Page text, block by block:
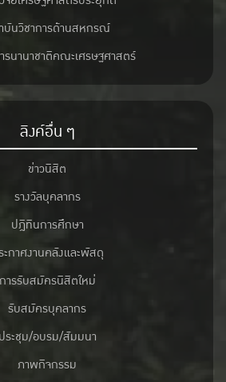
บันวิชาการด้านสหกรณ์
นานาชาติคณะเศรษฐศาสตร์
ลิงค์อื่น ๆ
ข่าวนิสิต
รางวัลบุคลากร
ปฎิทินการศึกษา
ะกาศงานคลังและพัสดุ
การรับสมัครนิสิตใหม่
รับสมัครบุคลากร
ประชุม/อบรม/สัมมนา
ภาพกิจกรรม